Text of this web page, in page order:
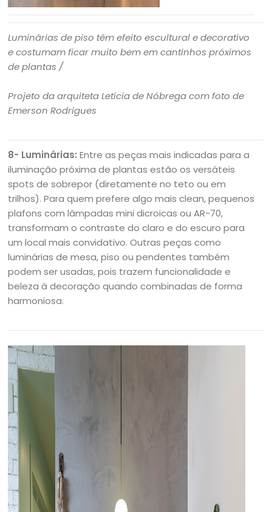
Luminárias de piso têm efeito escultural e decorativo
e costumam ficar muito bem em cantinhos próximos
de plantas /
Projeto da arquiteta Letícia de Nóbrega com foto de
Emerson Rodrigues
8- Luminárias:Entre as peças mais indicadas para a
iluminação próxima de plantas estão os versáteis
spots de sobrepor (diretamente no teto ou em
trilhos). Para quem prefere algo mais clean, pequenos
plafons com lâmpadas mini dicroicas ou AR-70,
transformam o contraste do claro e do escuro para
um local mais convidativo. Outras peças como
luminárias de mesa, piso ou pendentes também
podem ser usadas, pois trazem funcionalidade e
beleza à decoração quando combinadas de forma
harmoniosa.